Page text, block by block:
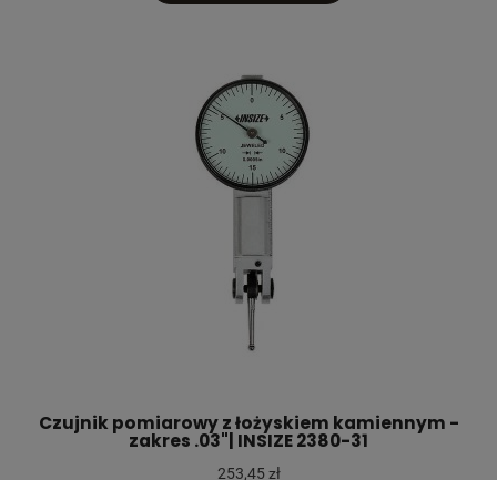
Czujnik pomiarowy z łożyskiem kamiennym -
zakres .03"| INSIZE 2380-31
253,45 zł